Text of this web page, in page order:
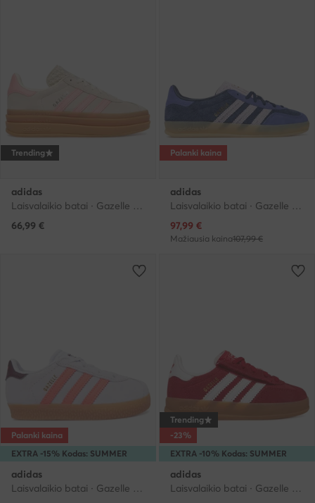
Trending
adidas
66,99 €
Palanki kaina
adidas
Dabartinė kaina
97,99 €
Mažiausia kaina107,99 €
EXTRA -15% Kodas: SUMMER
Palanki kaina
adidas
Laisvalaikio batai · Gazelle · Šviesiai violetinė
EXTRA -10% Kodas: SUMMER
Trending
-23%
adidas
Laisvalaikio batai · Gazelle · Raudona